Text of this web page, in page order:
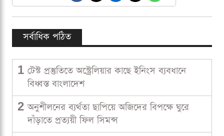
সর্বাধিক পঠিত
1 টেস্ট প্রস্তুতিতে অস্ট্রেলিয়ার কাছে ইনিংস ব্যবধানে
বিধ্বস্ত বাংলাদেশ
2 অনুশীলনের ব্যর্থতা ছাপিয়ে অজিদের বিপক্ষে ঘুরে
দাঁড়াতে প্রত্যয়ী ফিল সিমন্স